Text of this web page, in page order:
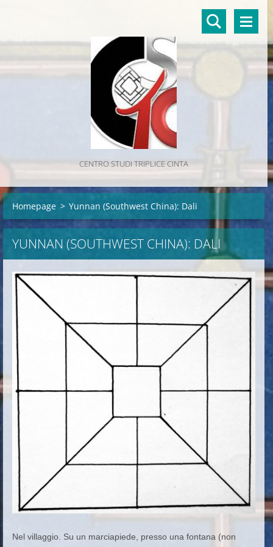
CENTRO STUDI TRIPLICE CINTA
Homepage > Yunnan (Southwest China): Dali
YUNNAN (SOUTHWEST CHINA): DALI
Nel villaggio. Su un marciapiede, presso una fontana (non